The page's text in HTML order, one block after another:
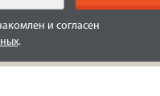
и согласен
.